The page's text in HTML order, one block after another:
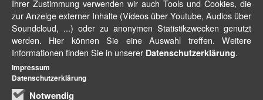
Ihrer Zustimmung verwenden wir auch Tools und Cookies, die
zur Anzeige externer Inhalte (Videos über Youtube, Audios über
Soundcloud, ...) oder zu anonymen Statistikzwecken genutzt
werden. Hier können Sie eine Auswahl treffen. Weitere
Informationen finden Sie in unserer Datenschutzerklärung.
Notwendig
Impressum
Datenschutzerklärung